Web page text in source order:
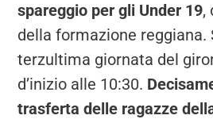
spareggio per gli Under 19,
della formazione reggiana.
terzultima giornata del
d’inizio alle 10:30.
trasferta delle ragazze